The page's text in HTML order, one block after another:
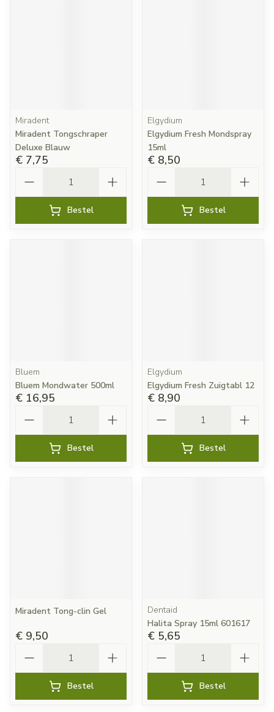
Miradent
Miradent Tongschraper
Deluxe Blauw
€ 7,75
Bestel
Elgydium
Elgydium Fresh Mondspray
15ml
€ 8,50
Bestel
Bluem
Bluem Mondwater 500ml
€ 16,95
Bestel
Elgydium
Elgydium Fresh Zuigtabl 12
€ 8,90
Bestel
Miradent Tong-clin Gel
€ 9,50
Bestel
Dentaid
Halita Spray 15ml 601617
€ 5,65
Bestel